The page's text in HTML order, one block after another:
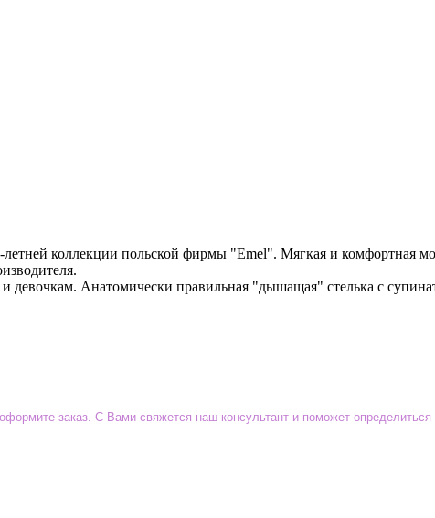
летней коллекции польской фирмы "Emel". Мягкая и комфортная
девочкам. Анатомически правильная "дышащая" стелька с
заказ. С Вами свяжется наш консультант и поможет